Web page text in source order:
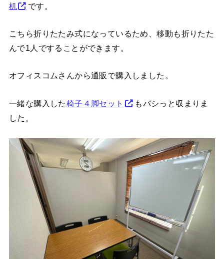
机
です。
こちら折りたたみ式になっているため、移動も折りたた
んで1人ですることができます。
オフィスコムさんから通販で購入しました。
一緒な購入した椅子４脚セット
もバシっと収まりま
した。